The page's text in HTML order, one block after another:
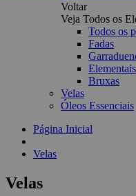
Voltar
Veja Todos os
Todos os
Fadas
Bruxas
Velas
Óleos Essenciais
Página Inicial
Velas
Velas